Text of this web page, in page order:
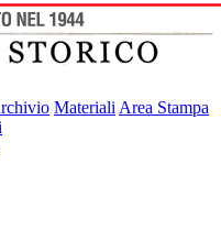
Materiali Area Stampa